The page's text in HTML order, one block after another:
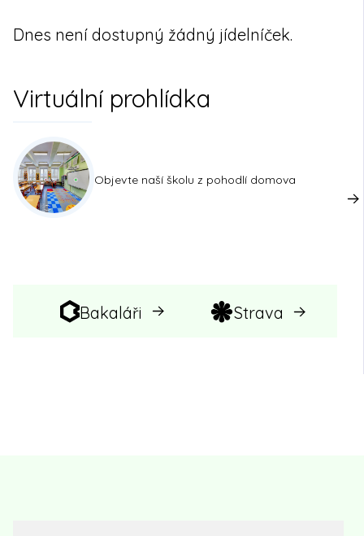
Dnes není dostupný žádný jídelníček.
Virtuální prohlídka
Objevte naší školu z pohodlí domova
Bakaláři Strava